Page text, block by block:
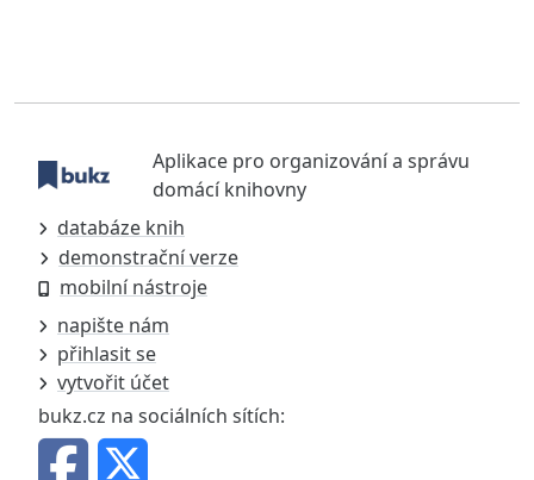
Aplikace pro organizování a správu
domácí knihovny
databáze knih
demonstrační verze
mobilní nástroje
napište nám
přihlasit se
vytvořit účet
bukz.cz na sociálních sítích: